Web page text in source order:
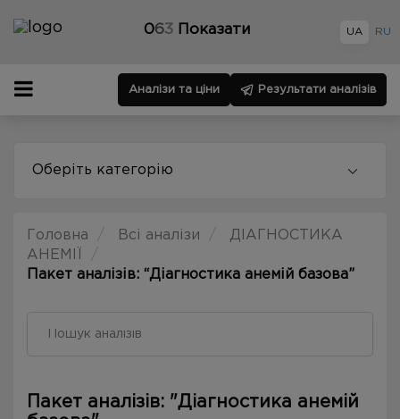
063 Показати UA RU
Аналізи та ціни Результати аналізів
Оберіть категорію
Головна Всі аналізи
ДІАГНОСТИКА
АНЕМІЇ
Пакет аналізів: “Діагностика анемій базова”
Пакет аналізів: "Діагностика анемій